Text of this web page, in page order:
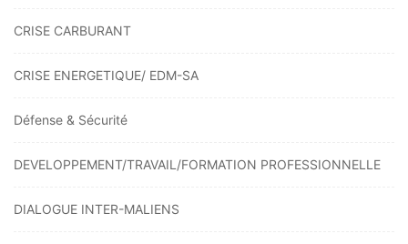
CRISE CARBURANT
CRISE ENERGETIQUE/ EDM-SA
Défense & Sécurité
DEVELOPPEMENT/TRAVAIL/FORMATION PROFESSIONNELLE
DIALOGUE INTER-MALIENS